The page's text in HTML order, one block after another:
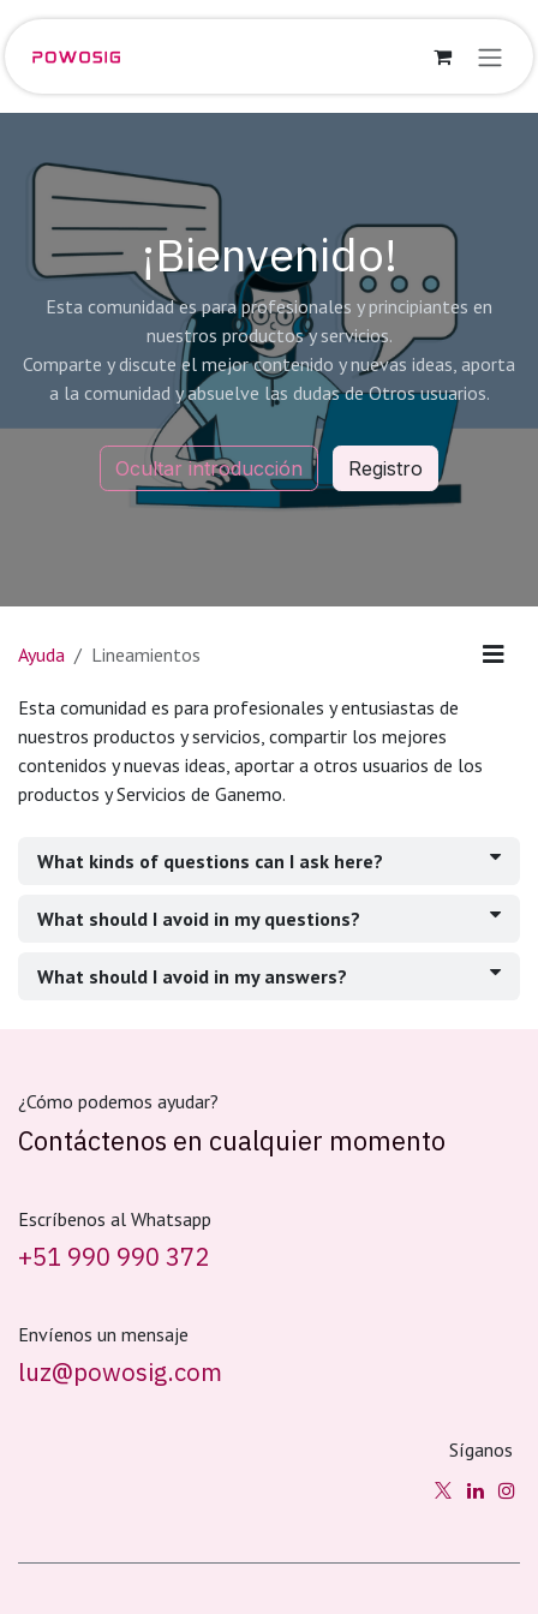
Ir al contenido
¡Bienvenido!
Esta comunidad es para profesionales y principiantes en
nuestros productos y servicios.
Comparte y discute el mejor contenido y nuevas ideas, aporta
a la comunidad y absuelve las dudas de Otros usuarios.
Ocultar introducción Registro
Ayuda Lineamientos
Esta comunidad es para profesionales y entusiastas de
nuestros productos y servicios, compartir los mejores
contenidos y nuevas ideas, aportar a otros usuarios de los
productos y Servicios de Ganemo.
What kinds of questions can I ask here?
What should I avoid in my questions?
What should I avoid in my answers?
¿Cómo podemos ayudar?
Contáctenos en cualquier momento
Escríbenos al Whatsapp
+51 990 990 372
Envíenos un mensaje
luz@powosig.com
Síganos